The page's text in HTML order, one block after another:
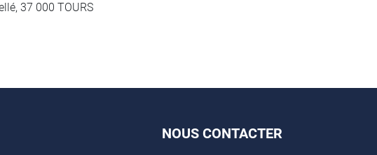
37 000 TOURS
NOUS CONTACTER